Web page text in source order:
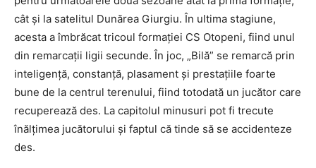
cât şi la satelitul Dunărea Giurgiu. În ultima stagiune,
acesta a îmbrăcat tricoul formaţiei CS Otopeni, fiind unul
din remarcaţii ligii secunde. În joc, „Bilă” se remarcă prin
inteligenţă, constanţă, plasament şi prestaţiile foarte
bune de la centrul terenului, fiind totodată un jucător care
recuperează des. La capitolul minusuri pot fi trecute
înălţimea jucătorului şi faptul că tinde să se accidenteze
des.